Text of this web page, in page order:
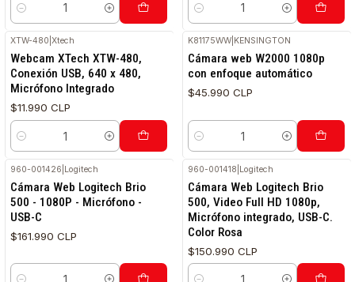
Cantidad Cantidad
XTW-480 |Xtech
Webcam XTech XTW-480,
Conexión USB, 640 x 480,
Micrófono Integrado
$11.990 CLP
Cantidad
K81175WW KENSINGTON
Cámara web W2000 1080p
con enfoque automático
$45.990 CLP
Cantidad
960-001426 Logitech
Cámara Web Logitech Brio
500 - 1080P - Micrófono -
USB-C
$161.990 CLP
960-001418 Logitech
Cámara Web Logitech Brio
500, Video Full HD 1080p,
Micrófono integrado, USB-C.
Color Rosa
$150.990 CLP